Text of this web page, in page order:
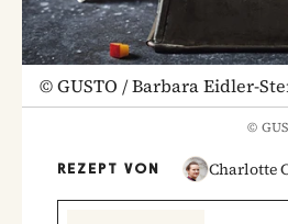
©GUSTO / Barbara Eidler-
©
REZEPT VON Charlotte